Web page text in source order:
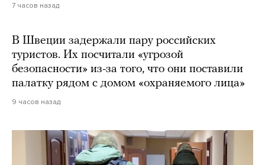
7 часов назад
В Швеции задержали пару российских
туристов. Их посчитали «угрозой
безопасности» из-за того, что они поставили
палатку рядом с домом «охраняемого лица»
9 часов назад